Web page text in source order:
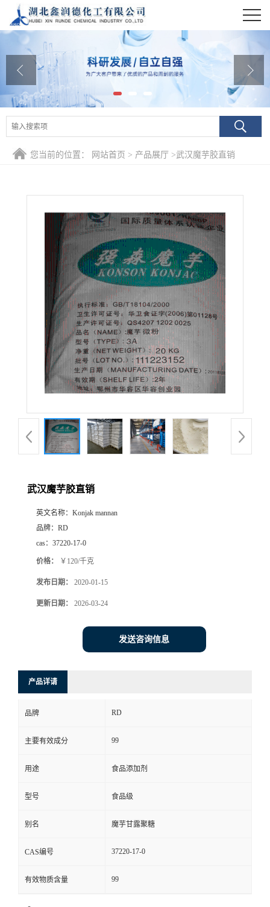
公司首页
公司介绍
公司动态
产品展厅
证书荣誉
您当前的位置： 网站首页 > 产品展厅 >武汉魔芋胶直销
武汉魔芋胶直销
英文名称： Konjak mannan
品牌： RD
cas： 37220-17-0
价格： ￥120/千克
发布日期： 2020-01-15
更新日期： 2026-03-24
发送咨询信息
产品详请
品牌 RD
主要有效成分 99
用途 食品添加剂
型号 食品级
别名 魔芋甘露聚糖
CAS编号 37220-17-0
有效物质含量 99